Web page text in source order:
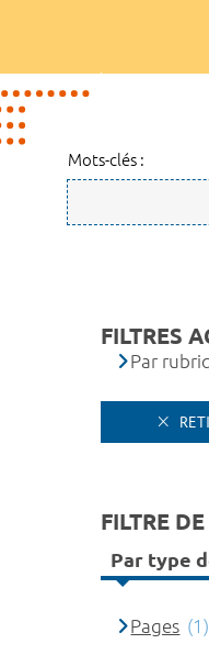
Mots-clés :
FILTRES
Par
FILTRE
Par type
Pages (1)